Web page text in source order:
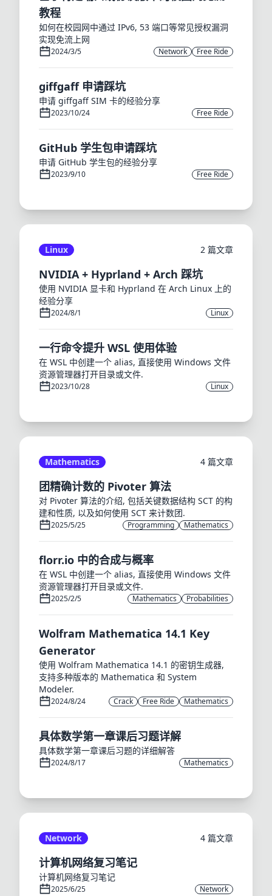
教程
如何在校园网中通过 IPv6, 53 端口等常见授权漏洞
实现免流上网
2024/3/5 Network Free Ride
giffgaff 申请踩坑
申请 giffgaff SIM 卡的经验分享
2023/10/24 Free Ride
GitHub 学生包申请踩坑
申请 GitHub 学生包的经验分享
2023/9/10 Free Ride
Linux 2 篇文章
NVIDIA + Hyprland + Arch 踩坑
使用 NVIDIA 显卡和 Hyprland 在 Arch Linux 上的
经验分享
2024/8/1 Linux
一行命令提升 WSL 使用体验
在 WSL 中创建一个 alias, 直接使用 Windows 文件
资源管理器打开目录或文件.
2023/10/28 Linux
Mathematics 4 篇文章
团精确计数的 Pivoter 算法
对 Pivoter 算法的介绍, 包括关键数据结构 SCT 的构
建和性质, 以及如何使用 SCT 来计数团.
2025/5/25 Programming Mathematics
florr.io 中的合成与概率
在 WSL 中创建一个 alias, 直接使用 Windows 文件
资源管理器打开目录或文件.
2025/2/5 Mathematics Probabilities
Wolfram Mathematica 14.1 Key
Generator
使用 Wolfram Mathematica 14.1 的密钥生成器,
支持多种版本的 Mathematica 和 System
Modeler.
2024/8/24 Crack Free Ride Mathematics
具体数学第一章课后习题详解
具体数学第一章课后习题的详细解答
2024/8/17 Mathematics
Network 4 篇文章
计算机网络复习笔记
计算机网络复习笔记
2025/6/25 Network